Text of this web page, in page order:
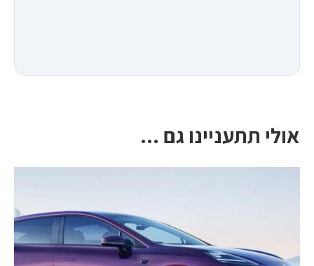
אולי תתעניינו גם ...